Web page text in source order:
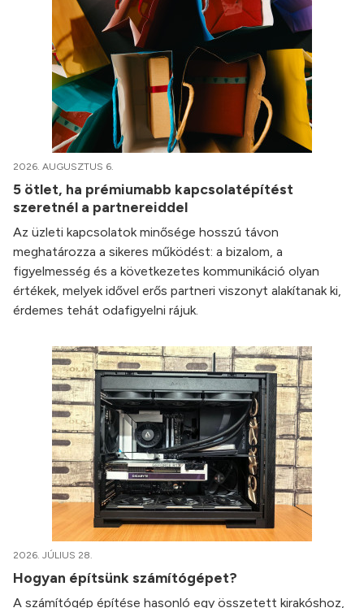
2026. AUGUSZTUS 6.
5 ötlet, ha prémiumabb kapcsolatépítést
szeretnél a partnereiddel
Az üzleti kapcsolatok minősége hosszú távon
meghatározza a sikeres működést: a bizalom, a
figyelmesség és a következetes kommunikáció olyan
értékek, melyek idővel erős partneri viszonyt alakítanak ki,
érdemes tehát odafigyelni rájuk.
2026. JÚLIUS 28.
Hogyan építsünk számítógépet?
A számítógép építése hasonló egy összetett kirakóshoz,